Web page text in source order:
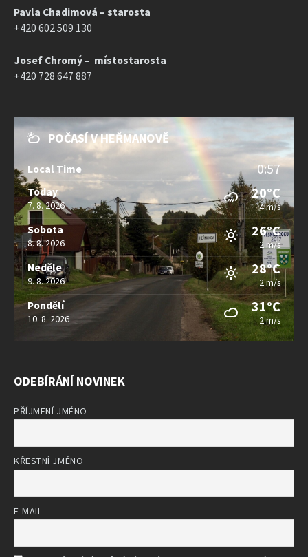
Pavla Chadimová – starosta
+420 602 509 130
Josef Chromý – místostarosta
+420 728 647 887
POČASÍ V HEŘMANOVĚ
Local Time 0:57
Today
7. 8. 2026
20°C
4 m/s
Sobota
8. 8. 2026
26°C
2 m/s
Neděle
9. 8. 2026
28°C
2 m/s
Pondělí
10. 8. 2026
31°C
2 m/s
ODEBÍRÁNÍ NOVINEK
PŘÍJMENÍ JMÉNO
KŘESTNÍ JMÉNO
E-MAIL